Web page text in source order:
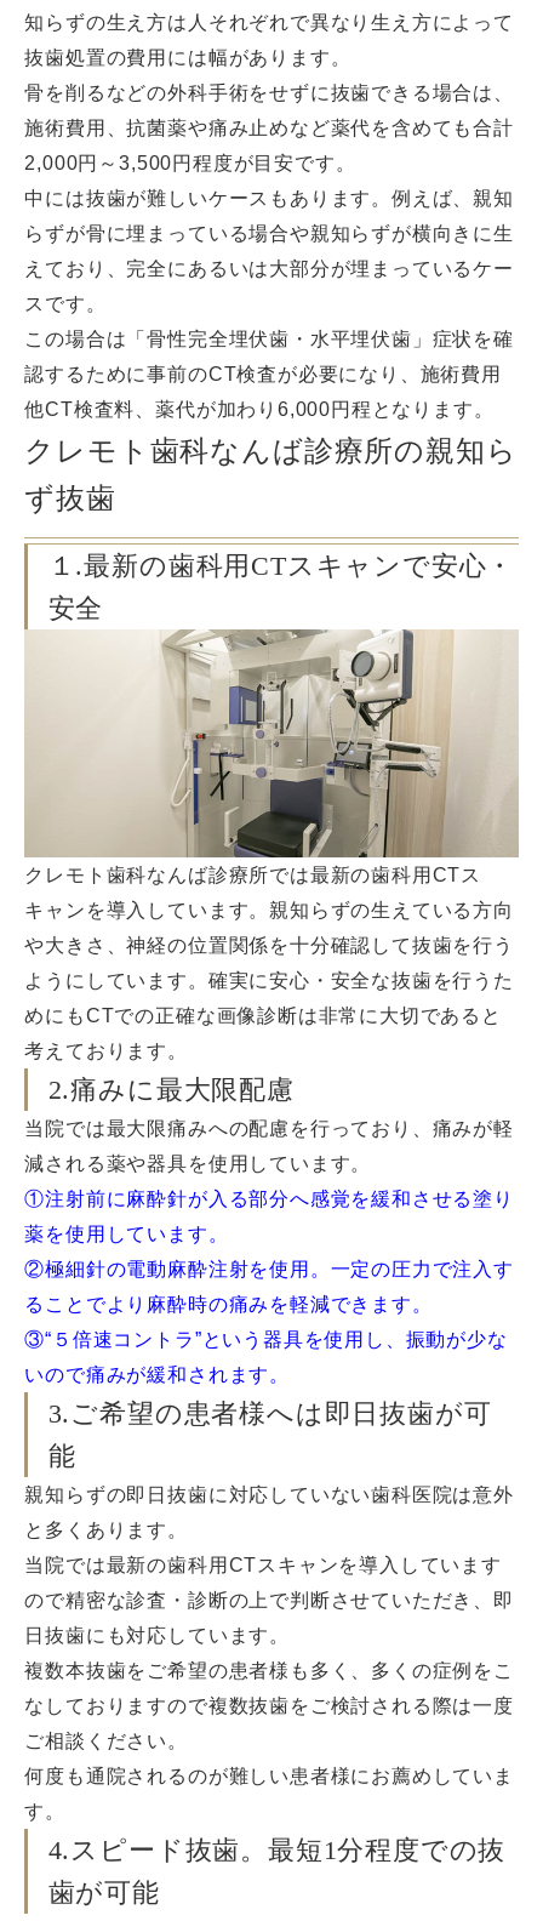
知らずの生え方は人それぞれで異なり生え方によって
抜歯処置の費用には幅があります。
骨を削るなどの外科手術をせずに抜歯できる場合は、
施術費用、抗菌薬や痛み止めなど薬代を含めても合計
2,000円～3,500円程度が目安です。
中には抜歯が難しいケースもあります。例えば、親知
らずが骨に埋まっている場合や親知らずが横向きに生
えており、完全にあるいは大部分が埋まっているケー
スです。
この場合は「骨性完全埋伏歯・水平埋伏歯」症状を確
認するために事前のCT検査が必要になり、施術費用
他CT検査料、薬代が加わり6,000円程となります。
クレモト歯科なんば診療所の親知ら
ず抜歯
１.最新の歯科用CTスキャンで安心・
安全
クレモト歯科なんば診療所では最新の歯科用CTス
キャンを導入しています。親知らずの生えている方向
や大きさ、神経の位置関係を十分確認して抜歯を行う
ようにしています。確実に安心・安全な抜歯を行うた
めにもCTでの正確な画像診断は非常に大切であると
考えております。
2.痛みに最大限配慮
当院では最大限痛みへの配慮を行っており、痛みが軽
減される薬や器具を使用しています。
①注射前に麻酔針が入る部分へ感覚を緩和させる塗り
薬を使用しています。
②極細針の電動麻酔注射を使用。一定の圧力で注入す
ることでより麻酔時の痛みを軽減できます。
③“５倍速コントラ”という器具を使用し、振動が少な
いので痛みが緩和されます。
3.ご希望の患者様へは即日抜歯が可
能
親知らずの即日抜歯に対応していない歯科医院は意外
と多くあります。
当院では最新の歯科用CTスキャンを導入しています
ので精密な診査・診断の上で判断させていただき、即
日抜歯にも対応しています。
複数本抜歯をご希望の患者様も多く、多くの症例をこ
なしておりますので複数抜歯をご検討される際は一度
ご相談ください。
何度も通院されるのが難しい患者様にお薦めしていま
す。
4.スピード抜歯。最短1分程度での抜
歯が可能